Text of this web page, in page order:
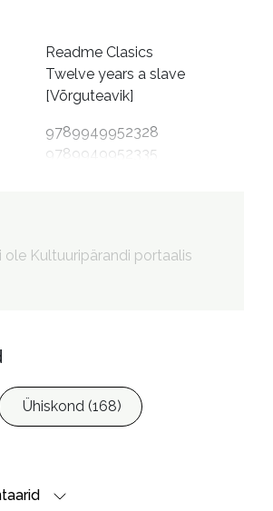
Readme Clasics
Twelve years a slave
[Võrguteavik]
9789949952328
9789949952335
ole Kultuuripärandi portaalis
Ühiskond (168)